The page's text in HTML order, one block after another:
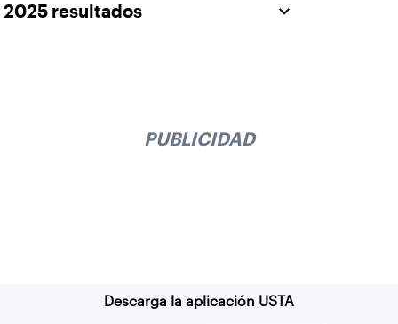
2025 resultados
PUBLICIDAD
Descarga la aplicación USTA